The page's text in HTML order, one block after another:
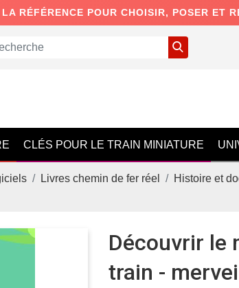
RÉFÉRENCE POUR CHOISIR, POSER ET
CLÉS POUR LE TRAIN MINIATURE
Livres chemin de fer réel
Histoire et
Découvrir le
train -